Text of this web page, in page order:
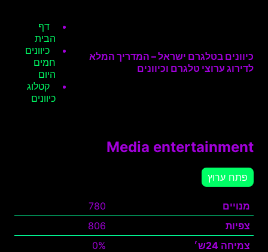
כיוונים בטלגרם ישראל – המדריך המלא
לדירוג ערוצי טלגרם וכיוונים
דף
הבית
כיוונים
חמים
היום
קטלוג
כיוונים
Media entertainment
פתח ערוץ
מנויים
780
צפיות
806
צמיחה 24ש׳
0%